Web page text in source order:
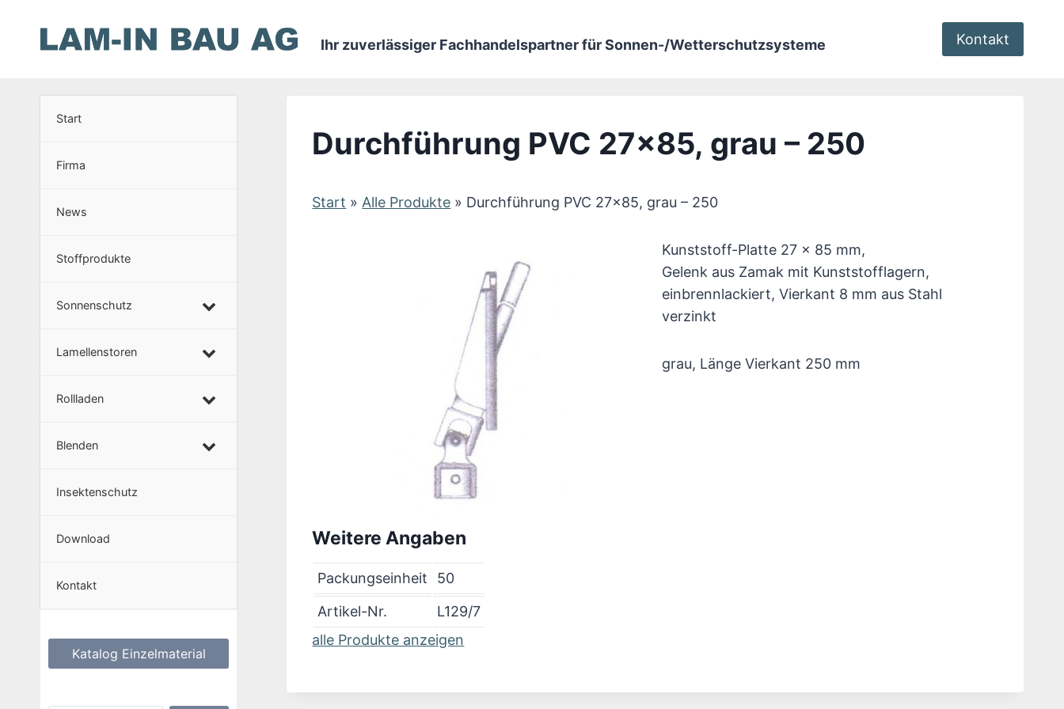
springen
Ihr zuverlässiger Fachhandelspartner für Sonnen-/Wetterschutzsysteme Kontakt
Durchführung PVC 27×85, grau – 250
Start »Alle Produkte » Durchführung PVC 27×85, grau – 250
Kunststoff-Platte 27 x 85 mm,
Gelenk aus Zamak mit Kunststofflagern,
einbrennlackiert, Vierkant 8 mm aus Stahl
verzinkt
grau, Länge Vierkant 250 mm
Weitere Angaben
Packungseinheit
50
Artikel-Nr.
L129/7
alle Produkte anzeigen
Start
Firma
News
Stoffprodukte
Sonnenschutz
Lamellenstoren
Rollladen
Blenden
Insektenschutz
Download
Kontakt
Katalog Einzelmaterial